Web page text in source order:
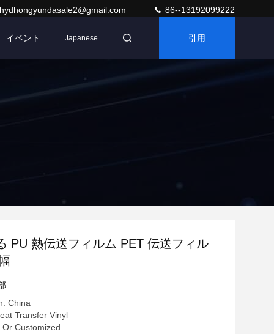
hydhongyundasale2@gmail.com 86--13192099222
イベント Japanese 引用
PU 熱伝送フィルム PET 伝送フィル
China
Transfer Vinyl
Customized